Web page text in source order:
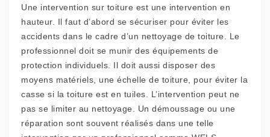
Une intervention sur toiture est une intervention en
hauteur. Il faut d’abord se sécuriser pour éviter les
accidents dans le cadre d’un nettoyage de toiture. Le
professionnel doit se munir des équipements de
protection individuels. Il doit aussi disposer des
moyens matériels, une échelle de toiture, pour éviter la
casse si la toiture est en tuiles. L’intervention peut ne
pas se limiter au nettoyage. Un démoussage ou une
réparation sont souvent réalisés dans une telle